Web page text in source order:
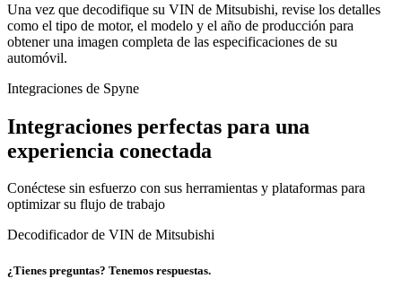
Una vez que decodifique su VIN de Mitsubishi, revise los detalles
como el tipo de motor, el modelo y el año de producción para
obtener una imagen completa de las especificaciones de su
automóvil.
Integraciones de Spyne
Integraciones perfectas para una
experiencia conectada
Conéctese sin esfuerzo con sus herramientas y plataformas para
optimizar su flujo de trabajo
Decodificador de VIN de Mitsubishi
¿Tienes preguntas? Tenemos respuestas.